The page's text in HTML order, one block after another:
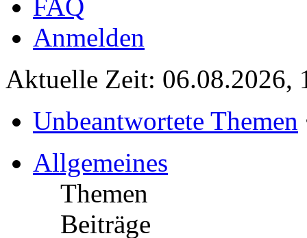
FAQ
Anmelden
Aktuelle Zeit: 06.08.2026,
Unbeantwortete Themen
Allgemeines
Themen
Beiträge